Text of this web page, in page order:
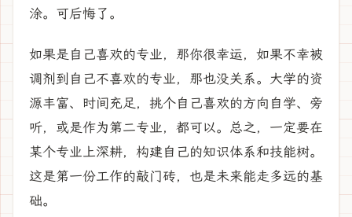
涂。可后悔了。
如果是自己喜欢的专业，那你很幸运，如果不幸被
调剂到自己不喜欢的专业，那也没关系。大学的资
源丰富、时间充足，挑个自己喜欢的方向自学、旁
听，或是作为第二专业，都可以。总之，一定要在
某个专业上深耕，构建自己的知识体系和技能树。
这是第一份工作的敲门砖，也是未来能走多远的基
础。